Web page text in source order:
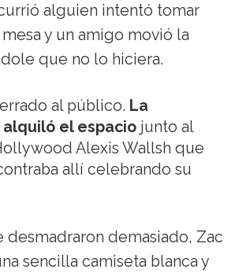
alguien intentó tomar
y un amigo movió la
que no lo hiciera.
al público. La
el espacio junto al
Alexis Wallsh que
allí celebrando su
desmadraron demasiado, Zac
sencilla camiseta blanca y